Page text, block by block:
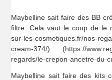
Maybelline sait faire des BB
filtre. Cela vaut le coup de le
sur-les-cosmetiques.fr/nos-
cream-374/) (https://
regards/le-crepon-ancetre-du-
Maybelline sait faire des kits